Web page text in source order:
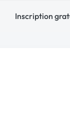
Inscription